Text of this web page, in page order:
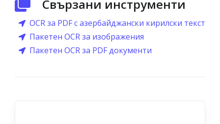
Свързани инструменти
OCR за PDF с азербайджански кирилски текст
Пакетен OCR за изображения
Пакетен OCR за PDF документи